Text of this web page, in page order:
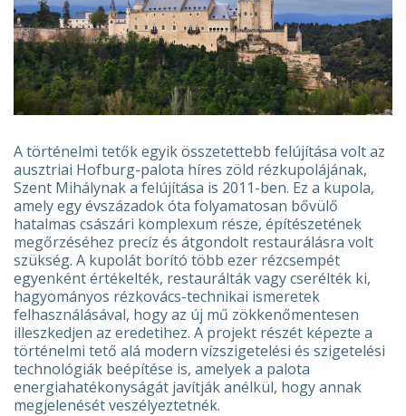
A történelmi tetők egyik összetettebb felújítása volt az
ausztriai Hofburg-palota híres zöld rézkupolájának,
Szent Mihálynak a felújítása is 2011-ben. Ez a kupola,
amely egy évszázadok óta folyamatosan bővülő
hatalmas császári komplexum része, építészetének
megőrzéséhez precíz és átgondolt restaurálásra volt
szükség. A kupolát borító több ezer rézcsempét
egyenként értékelték, restaurálták vagy cserélték ki,
hagyományos rézkovács-technikai ismeretek
felhasználásával, hogy az új mű zökkenőmentesen
illeszkedjen az eredetihez. A projekt részét képezte a
történelmi tető alá modern vízszigetelési és szigetelési
technológiák beépítése is, amelyek a palota
energiahatékonyságát javítják anélkül, hogy annak
megjelenését veszélyeztetnék.